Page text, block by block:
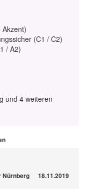
(C1 / C2)
/ A2)
und 4 weiteren
Nürnberg
18.11.2019